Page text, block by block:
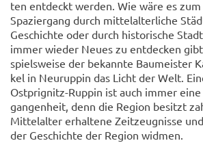
ten ent­deckt wer­den. Wie wäre es
Spa­zier­gang durch mit­tel­al­ter­li­che
Ge­schich­te oder durch his­to­ri­sche
immer wie­der Neues zu ent­de­cken
spiels­wei­se der be­kann­te Bau­meis­ter
kel in Neu­rup­pin das Licht der Welt.
Ostprignitz-​Ruppin ist auch immer
gan­gen­heit, denn die Re­gi­on be­sitzt
Mit­tel­al­ter er­hal­te­ne Zeit­zeug­nis­se
der Ge­schich­te der Re­gi­on wid­men.